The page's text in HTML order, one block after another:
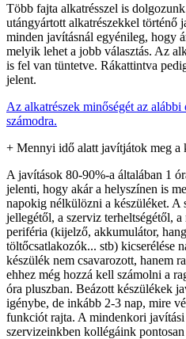
Több fajta alkatrésszel is
utángyártott alkatrészekkel történő
minden javításnál egyénileg, hogy
melyik lehet a jobb választás. Az
is fel van tüntetve. Rákattintva
jelent.
Az alkatrészek minőségét az
számodra.
+ Mennyi idő alatt javítjátok meg a
A javítások 80-90%-a általában 1
jelenti, hogy akár a helyszínen is
napokig nélkülözni a készüléket. A
jellegétől, a szerviz terheltségétől,
periféria (kijelző, akkumulátor,
töltőcsatlakozók... stb) kicserélése
készülék nem csavarozott, hanem
ehhez még hozzá kell számolni a
óra pluszban. Beázott készülékek
igénybe, de inkább 2-3 nap, mire
funkciót rajta. A mindenkori javítási
szervizeinkben kollégáink